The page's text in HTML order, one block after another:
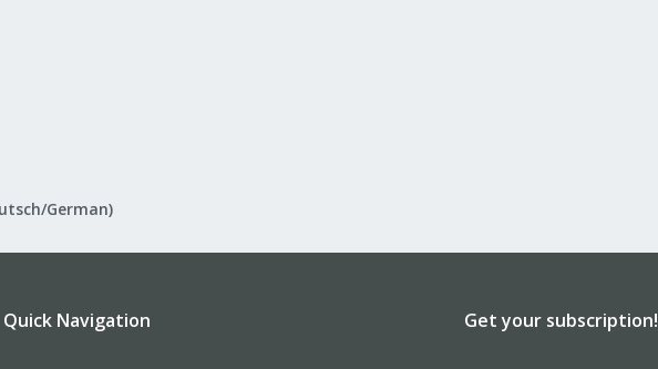
German)
Quick Navigation Get your subscription!